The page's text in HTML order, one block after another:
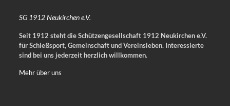
SG 1912 Neukirchen e.V.
Seit 1912 steht die Schützengesellschaft 1912 Neukirchen e.V.
für Schießsport, Gemeinschaft und Vereinsleben. Interessierte
sind bei uns jederzeit herzlich willkommen.
Mehr über uns